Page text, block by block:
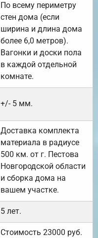
По всему периметру
стен дома (если
ширина и длина дома
более 6,0 метров).
Вагонки и доски пола
в каждой отдельной
комнате.
+/- 5 мм.
Доставка комплекта
материала в радиусе
500 км. от г. Пестова
Новгородской области
и сборка дома на
вашем участке.
5 лет.
Стоимость 23000 руб.